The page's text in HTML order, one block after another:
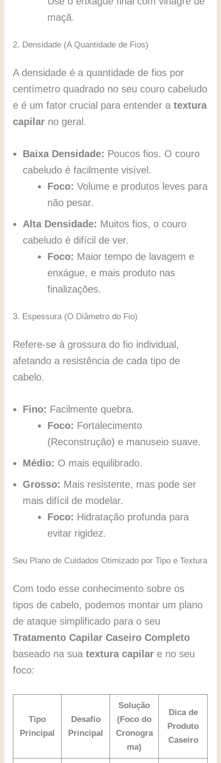
maçã.
2. Densidade (A Quantidade de Fios)
A densidade é a quantidade de fios por
centímetro quadrado no seu couro cabeludo
e é um fator crucial para entender atextura
capilar no geral.
Baixa Densidade: Poucos fios. O couro
cabeludo é facilmente visível.
Foco: Volume e produtos leves para
não pesar.
Alta Densidade: Muitos fios, o couro
cabeludo é difícil de ver.
Foco: Maior tempo de lavagem e
enxágue, e mais produto nas
finalizações.
3. Espessura (O Diâmetro do Fio)
Refere-se à grossura do fio individual,
afetando a resistência de cada tipo de
cabelo.
Fino: Facilmente quebra.
Foco: Fortalecimento
(Reconstrução) e manuseio suave.
Médio: O mais equilibrado.
Grosso: Mais resistente, mas pode ser
mais difícil de modelar.
Foco: Hidratação profunda para
evitar rigidez.
Seu Plano de Cuidados Otimizado por Tipo e Textura
Com todo esse conhecimento sobre os
tipos de cabelo, podemos montar um plano
de ataque simplificado para o seu
Tratamento Capilar Caseiro Completo
baseado na suatextura capilar e no seu
foco:
Tipo
Principal
Desafio
Principal
Solução
(Foco do
Cronogra
ma)
Dica de
Produto
Caseiro